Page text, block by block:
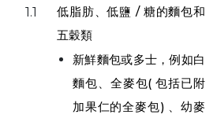
1.1
低脂肪、低鹽 / 糖的麵包和
五穀類
新鮮麵包或多士，例如白
麵包、全麥包( 包括已附
加果仁的全麥包) 、幼麥